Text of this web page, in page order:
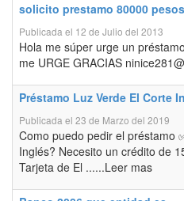
solicito prestamo 80000 pesos
Publicada el 12 de Julio del 2013
Hola me súper urge un
me URGE GRACIAS
Préstamo Luz Verde El Corte
Publicada el 23 de Marzo del 2019
Como puedo pedir el préstamo
Inglés? Necesito un crédito de
Tarjeta de El ......Leer mas